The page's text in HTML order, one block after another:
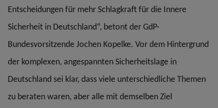
Entscheidungen für mehr Schlagkraft für die Innere
Sicherheit in Deutschland“, betont der GdP-
Bundesvorsitzende Jochen Kopelke. Vor dem Hintergrund
der komplexen, angespannten Sicherheitslage in
Deutschland sei klar, dass viele unterschiedliche Themen
zu beraten waren, aber alle mit demselben Ziel